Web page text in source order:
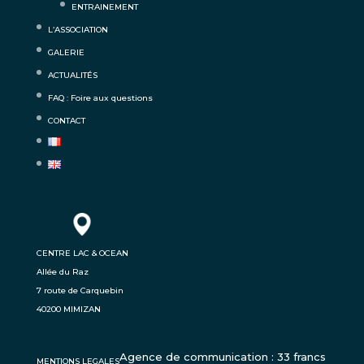
ENTRAINEMENT
L’ASSOCIATION
GALERIE
ACTUALITÉS
FAQ : Foire aux questions
CONTACT
CENTRE LAC & OCEAN
Allée du Raz
7 route de Carquebin
40200 MIMIZAN
MENTIONS LEGALESAgence de communication : 33 francs